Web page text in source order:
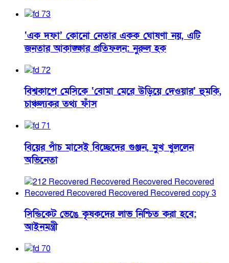
‘এক দফা’ কোনো নেতার একক ঘোষণা নয়, এটি
জনতার আকাঙ্ক্ষার প্রতিফলন: নুরুল হক
বিশ্বকাপে মেসিকে ‘বোমা মেরে উড়িয়ে দেওয়ার’ হুমকি,
চাঞ্চল্যকর তথ্য ফাঁস
বিয়ের পাঁচ মাসেই বিচ্ছেদের গুঞ্জন, মুখ খুললেন
অভিনেতা
সিন্ডিকেট ভেঙে কৃষকদের লাভ নিশ্চিত করা হবে:
আইনমন্ত্রী